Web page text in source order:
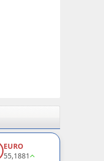
EURO
55,1881